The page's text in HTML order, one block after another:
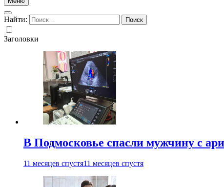
Найти:
Заголовки
В Подмосковье спасли мужчину с
11 месяцев спустя11 месяцев спустя